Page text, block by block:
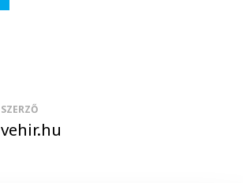
SZERZŐ
vehir.hu